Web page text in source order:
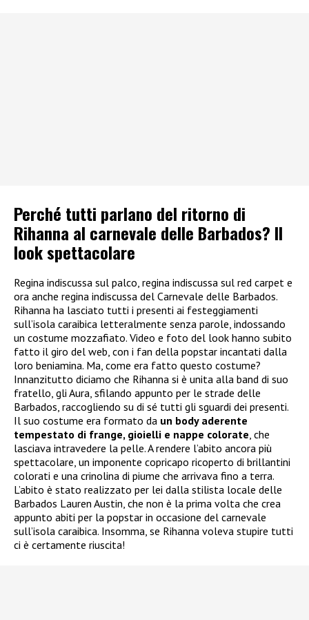
Perché tutti parlano del ritorno di
Rihanna al carnevale delle Barbados? Il
look spettacolare
Regina indiscussa sul palco, regina indiscussa sul red carpet e
ora anche regina indiscussa del Carnevale delle Barbados.
Rihanna ha lasciato tutti i presenti ai festeggiamenti
sull’isola caraibica letteralmente senza parole, indossando
un costume mozzafiato. Video e foto del look hanno subito
fatto il giro del web, con i fan della popstar incantati dalla
loro beniamina. Ma, come era fatto questo costume?
Innanzitutto diciamo che Rihanna si è unita alla band di suo
fratello, gli Aura, sfilando appunto per le strade delle
Barbados, raccogliendo su di sé tutti gli sguardi dei presenti.
Il suo costume era formato da un body aderente
tempestato di frange, gioielli e nappe colorate, che
lasciava intravedere la pelle. A rendere l’abito ancora più
spettacolare, un imponente copricapo ricoperto di brillantini
colorati e una crinolina di piume che arrivava fino a terra.
L’abito è stato realizzato per lei dalla stilista locale delle
Barbados Lauren Austin, che non è la prima volta che crea
appunto abiti per la popstar in occasione del carnevale
sull’isola caraibica. Insomma, se Rihanna voleva stupire tutti
ci è certamente riuscita!